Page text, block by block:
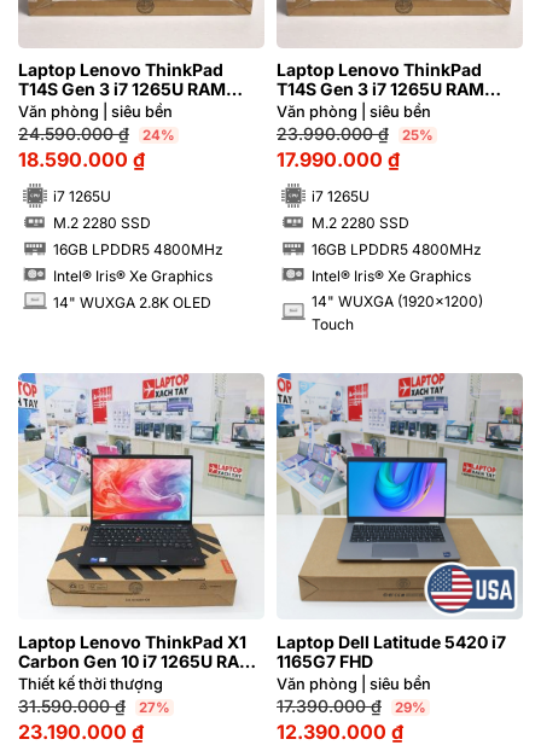
Laptop Lenovo ThinkPad
T14S Gen 3 i7 1265U RAM
16GB 2.8K OLED
Văn phòng | siêu bền
24.590.000₫ 24%
18.590.000 ₫
i7 1265U
SSD M.2 2280 SSD
16GB LPDDR5 4800MHz
Intel® Iris® Xe Graphics
INCH 14" WUXGA 2.8K OLED
Laptop Lenovo ThinkPad
T14S Gen 3 i7 1265U RAM
16GB FHD Cảm ứng Aluminum
Văn phòng | siêu bền
23.990.000₫ 25%
17.990.000 ₫
i7 1265U
SSD M.2 2280 SSD
16GB LPDDR5 4800MHz
Intel® Iris® Xe Graphics
INCH
14" WUXGA (1920x1200)
Touch
Laptop Lenovo ThinkPad X1
Carbon Gen 10 i7 1265U RAM
16GB FHD
Thiết kế thời thượng
31.590.000₫ 27%
23.190.000 ₫
Laptop Dell Latitude 5420 i7
1165G7 FHD
Văn phòng | siêu bền
17.390.000₫ 29%
12.390.000 ₫